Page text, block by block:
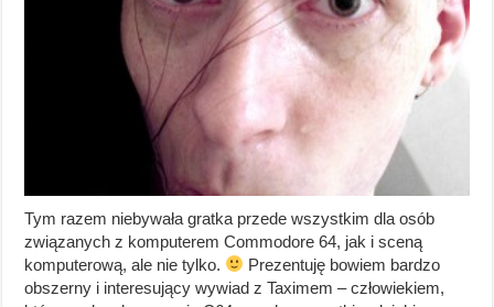
Tym razem niebywała gratka przede wszystkim dla osób
związanych z komputerem Commodore 64, jak i sceną
komputerową, ale nie tylko.
Prezentuję bowiem bardzo
obszerny i interesujący wywiad z Taximem – człowiekiem,